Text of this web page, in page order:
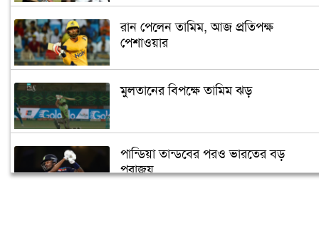
রান পেলেন তামিম, আজ প্রতিপক্ষ
পেশাওয়ার
মুলতানের বিপক্ষে তামিম ঝড়
পান্ডিয়া তান্ডবের পরও ভারতের বড়
পরাজয়